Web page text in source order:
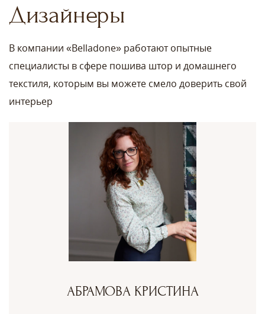
Дизайнеры
В компании «Belladone» работают опытные
специалисты в сфере пошива штор и домашнего
текстиля, которым вы можете смело доверить свой
интерьер
АБРАМОВА КРИСТИНА